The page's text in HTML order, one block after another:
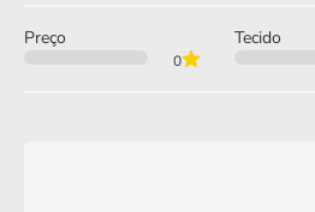
Preço
0
Tecido